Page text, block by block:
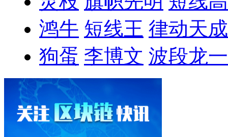
鸿牛 短线王 律动天成
狗蛋 李博文 波段龙一